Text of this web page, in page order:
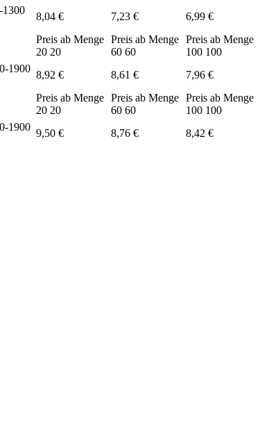
1300
8,04 € 7,23 € 6,99 €
Preis ab Menge
20 20
Preis ab Menge
60 60
Preis ab Menge
100 100
1900
8,92 € 8,61 € 7,96 €
Preis ab Menge
20 20
Preis ab Menge
60 60
Preis ab Menge
100 100
1900
9,50 € 8,76 € 8,42 €